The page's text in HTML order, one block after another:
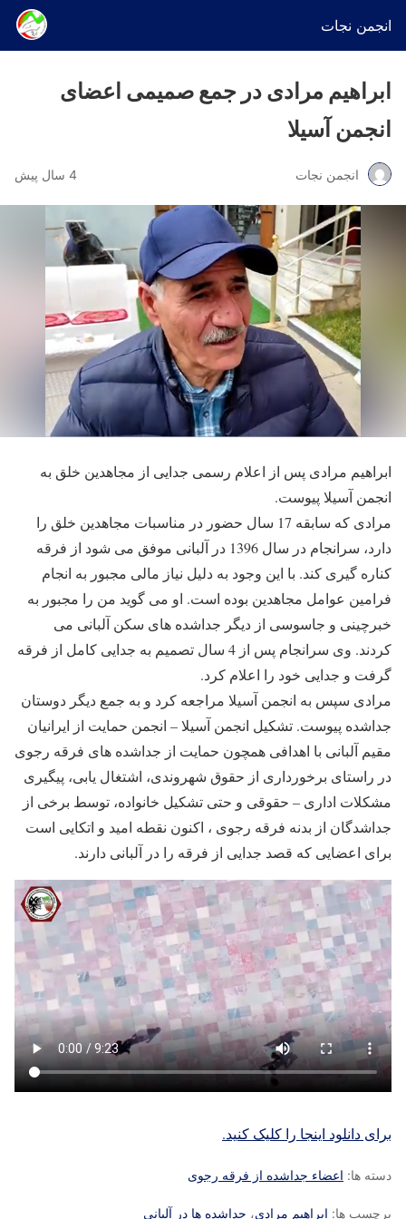
انجمن نجات
ابراهیم مرادی در جمع صمیمی اعضای
انجمن آسیلا
انجمن نجات 4 سال پیش
ابراهیم مرادی پس از اعلام رسمی جدایی از مجاهدین خلق به
انجمن آسیلا پیوست.
مرادی که سابقه 17 سال حضور در مناسبات مجاهدین خلق را
دارد، سرانجام در سال 1396 در آلبانی موفق می شود از فرقه
کناره گیری کند. با این وجود به دلیل نیاز مالی مجبور به انجام
فرامین عوامل مجاهدین بوده است. او می گوید من را مجبور به
خبرچینی و جاسوسی از دیگر جداشده های سکن آلبانی می
کردند. وی سرانجام پس از 4 سال تصمیم به جدایی کامل از فرقه
گرفت و جدایی خود را اعلام کرد.
مرادی سپس به انجمن آسیلا مراجعه کرد و به جمع دیگر دوستان
جداشده پیوست. تشکیل انجمن آسیلا – انجمن حمایت از ایرانیان
مقیم آلبانی با اهدافی همچون حمایت از جداشده های فرقه رجوی
در راستای برخورداری از حقوق شهروندی، اشتغال یابی، پیگیری
مشکلات اداری – حقوقی و حتی تشکیل خانواده، توسط برخی از
جداشدگان از بدنه فرقه رجوی ، اکنون نقطه امید و اتکایی است
برای اعضایی که قصد جدایی از فرقه را در آلبانی دارند.
برای دانلود اینجا را کلیک کنید.
دسته ها: اعضاء جداشده از فرقه رجوی
برچسب ها: ابراهیم مرادی، جداشده ها در آلبانی